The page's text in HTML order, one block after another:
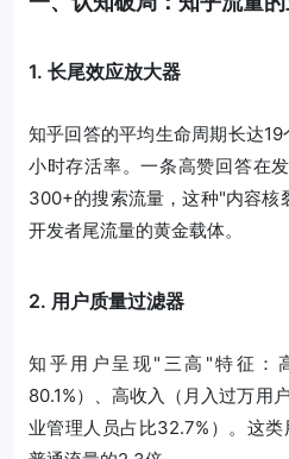
1. 长尾效应放大器
知乎回答的平均生命周期长达
小时存活率。一条高赞回答在
300+的搜索流量，这种"内容核
开发者尾流量的黄金载体。
2. 用户质量过滤器
知乎用户呈现"三高"特征：
80.1%）、高收入（月入过万用
业管理人员占比32.7%）。这